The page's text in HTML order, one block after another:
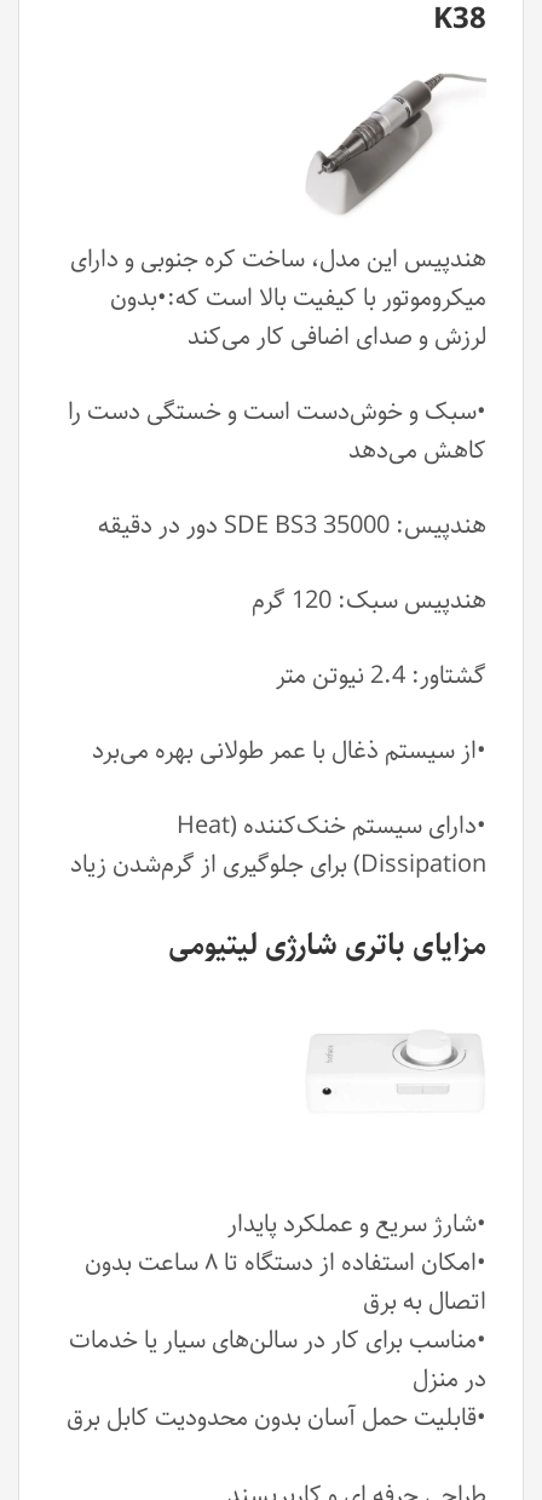
K38
هندپیس این مدل، ساخت کره جنوبی و دارای
میکروموتور با کیفیت بالا است که:•بدون
لرزش و صدای اضافی کار می‌کند
•سبک و خوش‌دست است و خستگی دست را
کاهش می‌دهد
هندپیس: SDE BS3 35000 دور در دقیقه
هندپیس سبک: 120 گرم
گشتاور: 2.4 نیوتن متر
•از سیستم ذغال با عمر طولانی بهره می‌برد
•دارای سیستم خنک‌کننده (Heat
Dissipation) برای جلوگیری از گرم‌شدن زیاد
مزایای باتری شارژی لیتیومی
•شارژ سریع و عملکرد پایدار
•امکان استفاده از دستگاه تا ۸ ساعت بدون
اتصال به برق
•مناسب برای کار در سالن‌های سیار یا خدمات
در منزل
•قابلیت حمل آسان بدون محدودیت کابل برق